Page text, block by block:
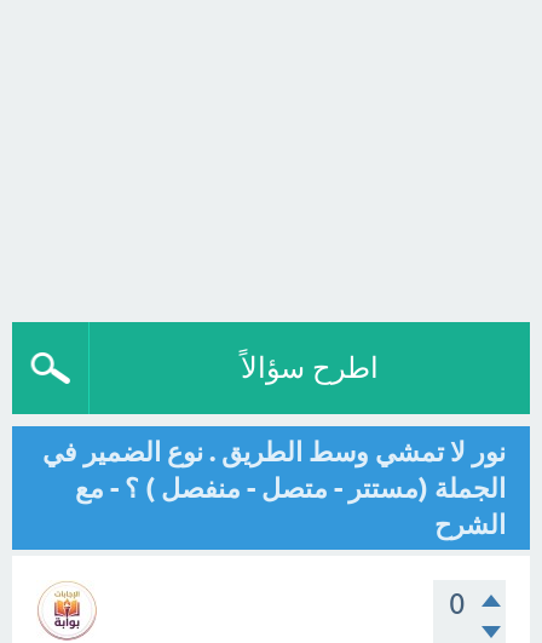
اطرح سؤالاً
نور لا تمشي وسط الطريق . نوع الضمير في
الجملة (مستتر - متصل - منفصل ) ؟ - مع
الشرح
0